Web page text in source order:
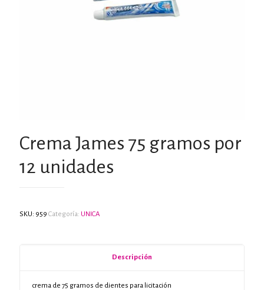
Crema James 75 gramos por
12 unidades
SKU: 959 Categoría: UNICA
Descripción
crema de 75 gramos de dientes para licitación